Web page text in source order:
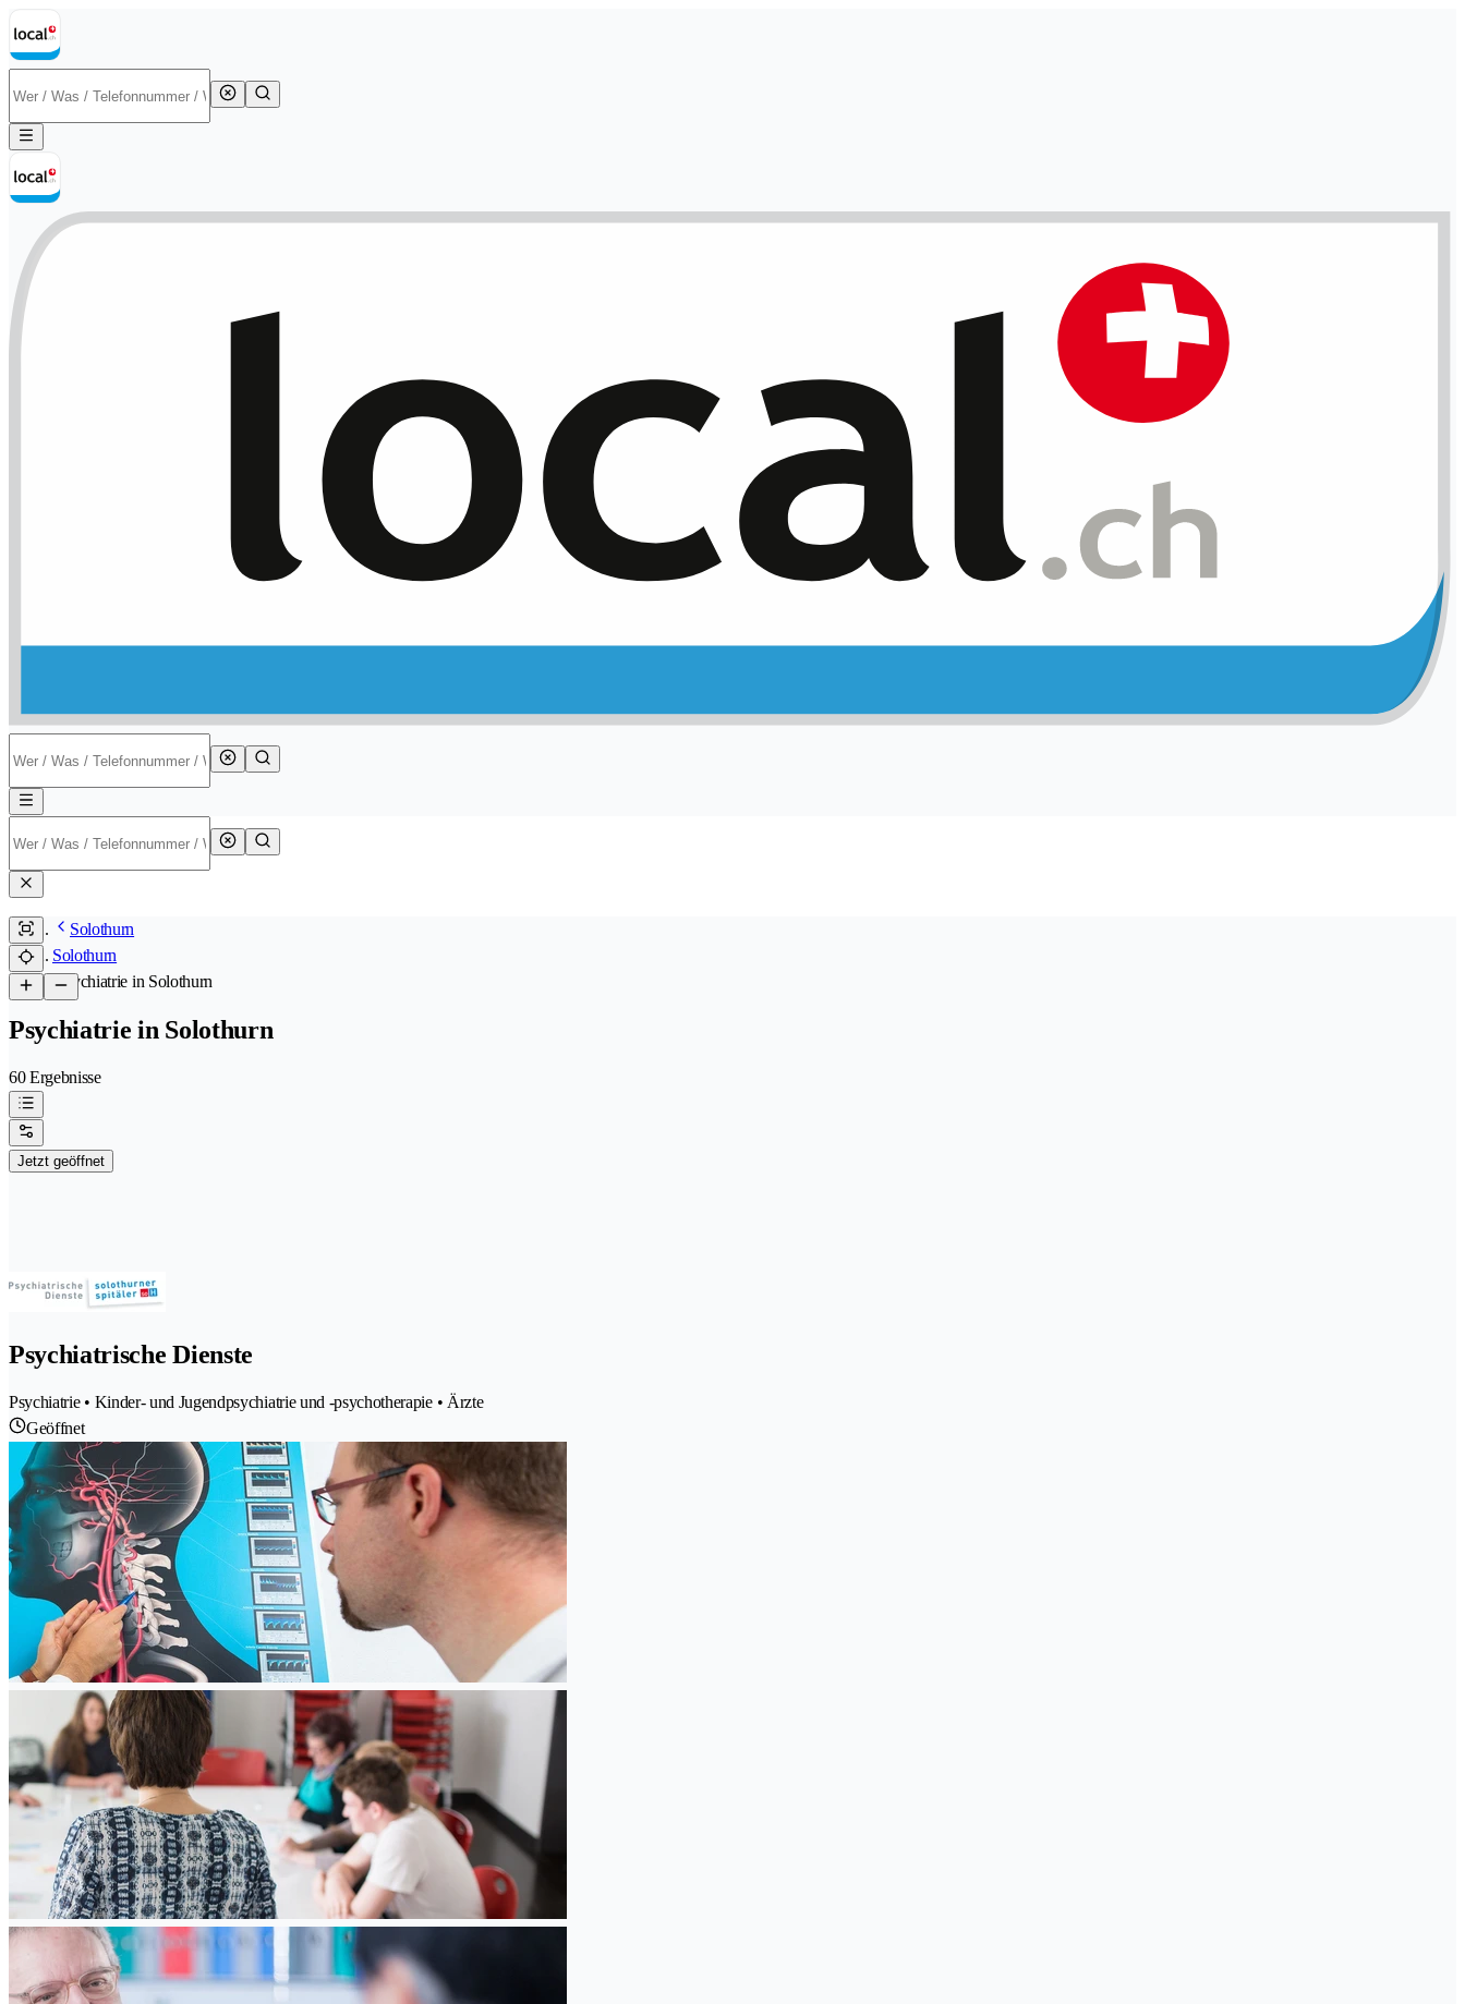
Solothurn
Solothurn
/Psychiatrie in Solothurn
Psychiatrie in Solothurn
60 Ergebnisse
Jetzt geöffnet
Psychiatrische Dienste
Psychiatrie • Kinder- und Jugendpsychiatrie und -psychotherapie • Ärzte
Geöffnet